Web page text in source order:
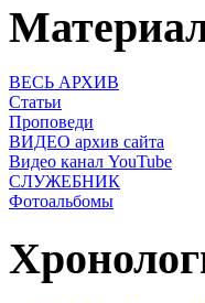
ВЕСЬ АРХИВ
Статьи
Проповеди
ВИДЕО архив сайта
Видео канал YouTube
СЛУЖЕБНИК
Фотоальбомы